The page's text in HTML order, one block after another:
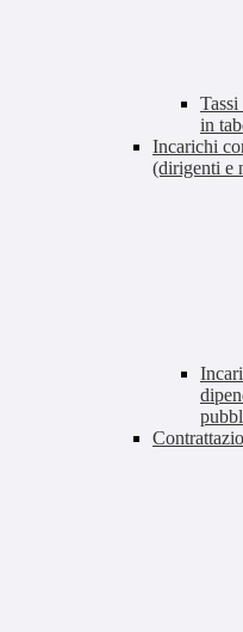
in
Incarichi
(dirigenti e